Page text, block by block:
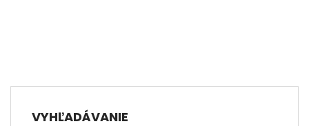
VYHĽADÁVANIE